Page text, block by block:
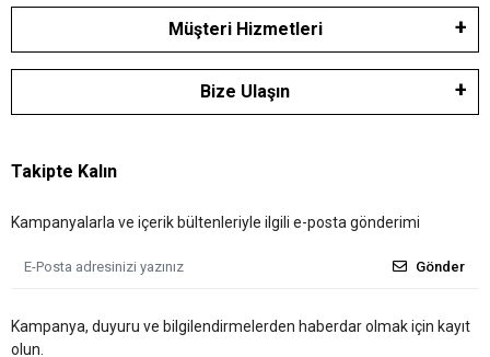
Müşteri Hizmetleri
Bize Ulaşın
Takipte Kalın
Kampanyalarla ve içerik bültenleriyle ilgili e-posta gönderimi
Gönder
Kampanya, duyuru ve bilgilendirmelerden haberdar olmak için kayıt
olun.